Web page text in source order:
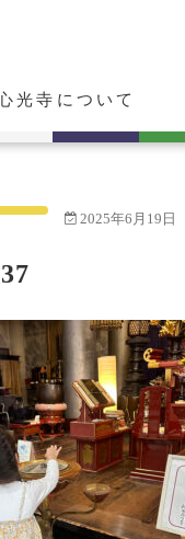
光寺について
拶
寺の歴史
印・お守り
供養のご案内
2025年6月19日